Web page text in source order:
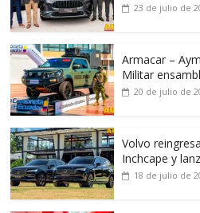
23 de julio de
Armacar –
Militar
20 de julio de
Volvo
Inchcape y
18 de julio de